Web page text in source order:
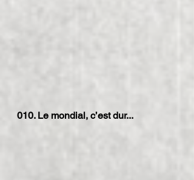
010. Le mondial, c’est dur...